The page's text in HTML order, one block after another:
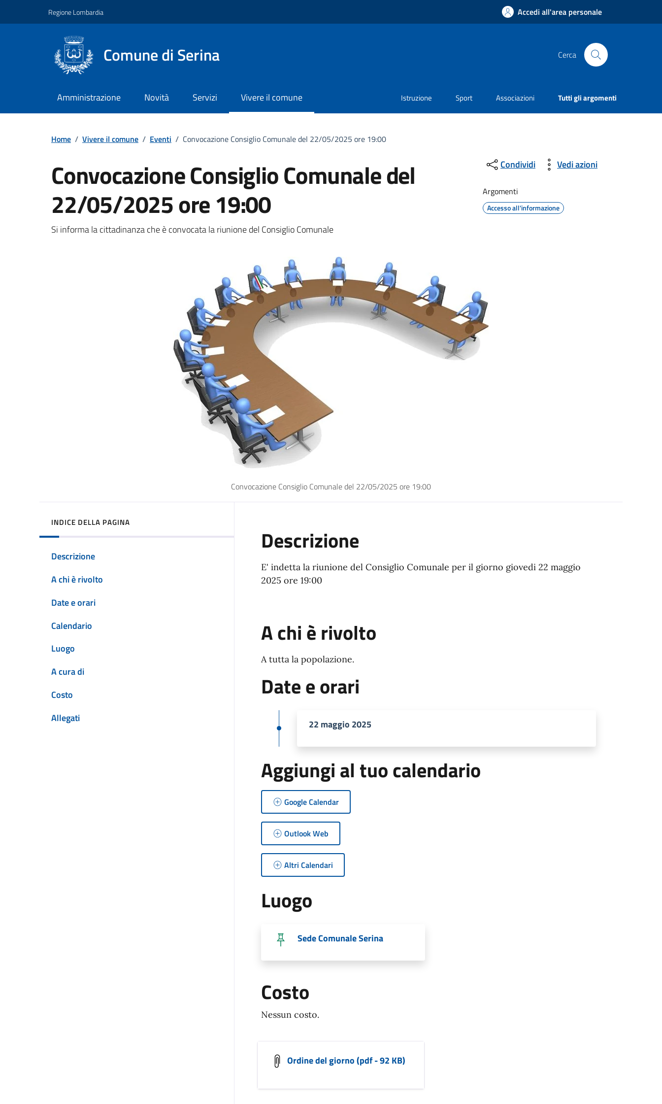
Regione Lombardia Accedi all'area personale
Comune di Serina Cerca
Amministrazione Novità Servizi Vivere il comune Istruzione Sport Associazioni Tutti gli argomenti
Home / Vivere il comune / Eventi / Convocazione Consiglio Comunale del 22/05/2025 ore 19:00
Convocazione Consiglio Comunale del
22/05/2025 ore 19:00
Dettagli della notizia
Si informa la cittadinanza che è convocata la riunione del Consiglio Comunale
Condividi Vedi azioni
Argomenti
Accesso all'informazione
Convocazione Consiglio Comunale del 22/05/2025 ore 19:00
INDICE DELLA PAGINA
Descrizione
A chi è rivolto
Date e orari
Calendario
Luogo
A cura di
Costo
Allegati
Descrizione
E' indetta la riunione del Consiglio Comunale per il giorno giovedi 22 maggio
2025 ore 19:00
A chi è rivolto
A tutta la popolazione.
Date e orari
22 maggio 2025
Aggiungi al tuo calendario
Google Calendar
Outlook Web
Altri Calendari
Luogo
Sede Comunale Serina
Costo
Nessun costo.
Ordine del giorno (pdf - 92 KB)